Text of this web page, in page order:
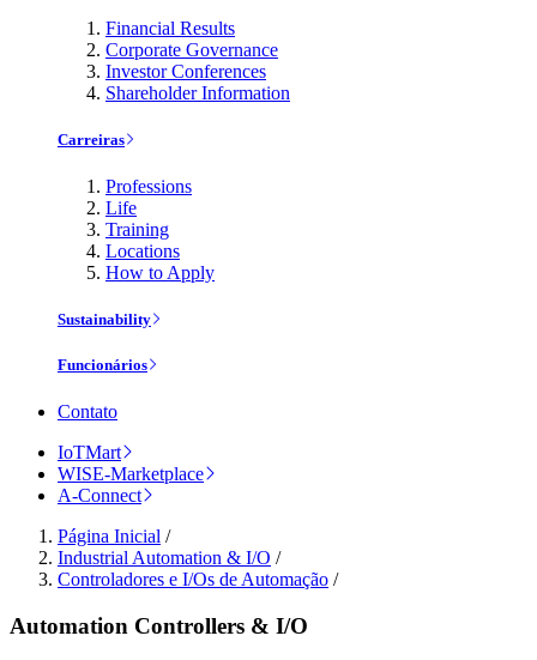
Financial Results
Corporate Governance
Investor Conferences
Shareholder Information
Carreiras
Professions
Life
Training
Locations
How to Apply
Sustainability
Funcionários
Contato
IoTMart
WISE-Marketplace
A-Connect
Página Inicial /
Industrial Automation & I/O /
Controladores e I/Os de Automação /
Automation Controllers & I/O